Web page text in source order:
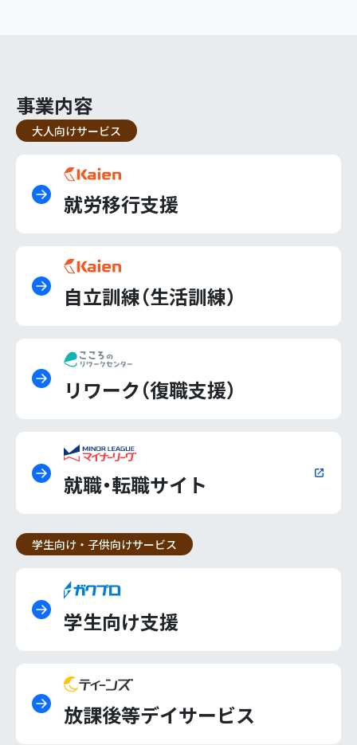
事業内容
大人向けサービス
就労移行支援
自立訓練（生活訓練）
リワーク（復職支援）
就職・転職サイト
学生向け・子供向けサービス
学生向け支援
放課後等デイサービス